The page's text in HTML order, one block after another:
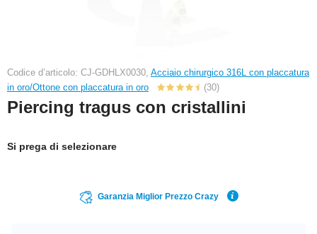
Codice d’articolo: CJ-GDHLX0030, Acciaio chirurgico 316L con placcatura
in oro/Ottone con placcatura in oro
(30)
Piercing tragus con cristallini
Si prega di selezionare
Garanzia Miglior Prezzo Crazy